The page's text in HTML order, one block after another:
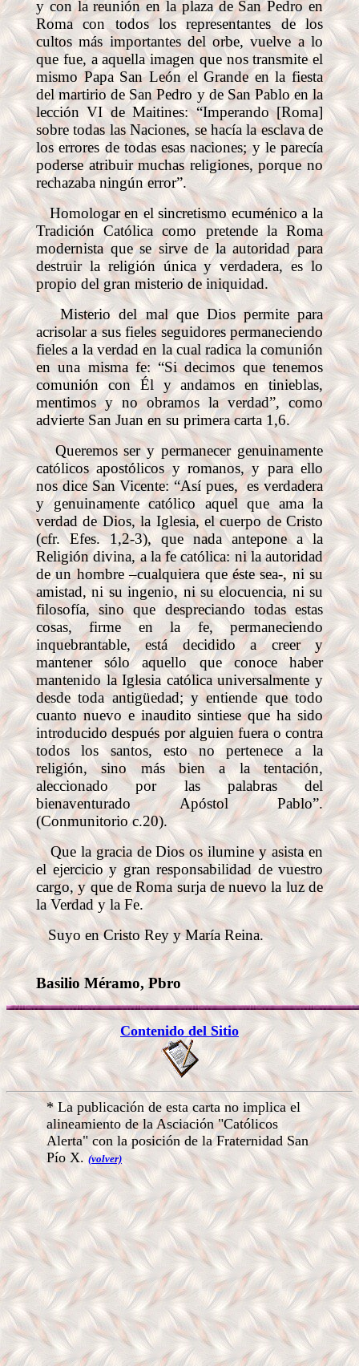
y con la reunión en la plaza de San Pedro en
Roma con todos los representantes de los
cultos más importantes del orbe, vuelve a lo
que fue, a aquella imagen que nos transmite el
mismo Papa San León el Grande en la fiesta
del martirio de San Pedro y de San Pablo en la
lección VI de Maitines: “Imperando [Roma]
sobre todas las Naciones, se hacía la esclava de
los errores de todas esas naciones; y le parecía
poderse atribuir muchas religiones, porque no
rechazaba ningún error”.
Homologar en el sincretismo ecuménico a la
Tradición Católica como pretende la Roma
modernista que se sirve de la autoridad para
destruir la religión única y verdadera, es lo
propio del gran misterio de iniquidad.
Misterio del mal que Dios permite para
acrisolar a sus fieles seguidores permaneciendo
fieles a la verdad en la cual radica la comunión
en una misma fe: “Si decimos que tenemos
comunión con Él y andamos en tinieblas,
mentimos y no obramos la verdad”, como
advierte San Juan en su primera carta 1,6.
Queremos ser y permanecer genuinamente
católicos apostólicos y romanos, y para ello
nos dice San Vicente: “Así pues, es verdadera
y genuinamente católico aquel que ama la
verdad de Dios, la Iglesia, el cuerpo de Cristo
(cfr. Efes. 1,2-3), que nada antepone a la
Religión divina, a la fe católica: ni la autoridad
de un hombre –cualquiera que éste sea-, ni su
amistad, ni su ingenio, ni su elocuencia, ni su
filosofía, sino que despreciando todas estas
cosas, firme en la fe, permaneciendo
inquebrantable, está decidido a creer y
mantener sólo aquello que conoce haber
mantenido la Iglesia católica universalmente y
desde toda antigüedad; y entiende que todo
cuanto nuevo e inaudito sintiese que ha sido
introducido después por alguien fuera o contra
todos los santos, esto no pertenece a la
religión, sino más bien a la tentación,
aleccionado por las palabras del
bienaventurado Apóstol Pablo”.
(Conmunitorio c.20).
Que la gracia de Dios os ilumine y asista en
el ejercicio y gran responsabilidad de vuestro
cargo, y que de Roma surja de nuevo la luz de
la Verdad y la Fe.
Suyo en Cristo Rey y María Reina.
Basilio Méramo, Pbro
Contenido del Sitio
* La publicación de esta carta no implica el
alineamiento de la Asciación "Católicos
Alerta" con la posición de la Fraternidad San
Pío X. (volver)